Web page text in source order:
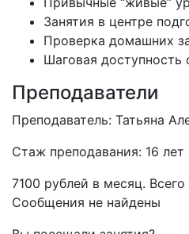
Занятия в центре
Проверка домашних
Шаговая доступность
Преподаватели
Преподаватель: Татьяна
Стаж преподавания: 16 лет
7100 рублей в месяц.
Сообщения не найдены